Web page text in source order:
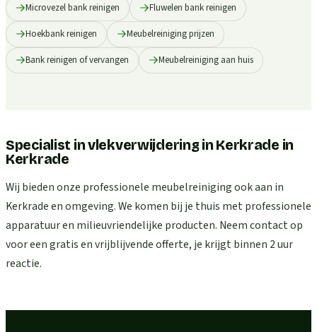
Microvezel bank reinigen Fluwelen bank reinigen
Hoekbank reinigen Meubelreiniging prijzen
Bank reinigen of vervangen Meubelreiniging aan huis
Specialist in vlekverwijdering in Kerkrade in
Kerkrade
Wij bieden onze professionele meubelreiniging ook aan in
Kerkrade en omgeving. We komen bij je thuis met professionele
apparatuur en milieuvriendelijke producten. Neem contact op
voor een gratis en vrijblijvende offerte, je krijgt binnen 2 uur
reactie.